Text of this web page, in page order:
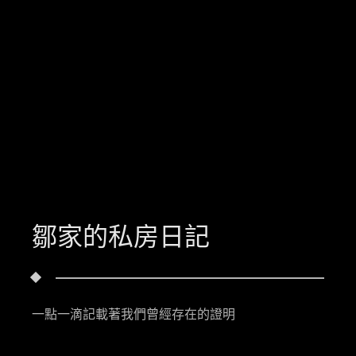
鄒家的私房日記
一點一滴記載著我們曾經存在的證明